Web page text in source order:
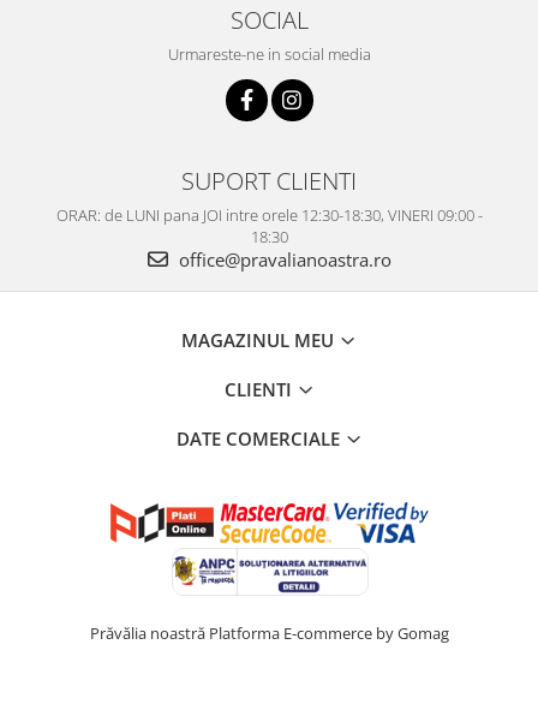
SOCIAL
Urmareste-ne in social media
SUPORT CLIENTI
ORAR: de LUNI pana JOI intre orele 12:30-18:30, VINERI 09:00 -
18:30
office@pravalianoastra.ro
MAGAZINUL MEU
CLIENTI
DATE COMERCIALE
Prăvălia noastră Platforma E-commerce by Gomag